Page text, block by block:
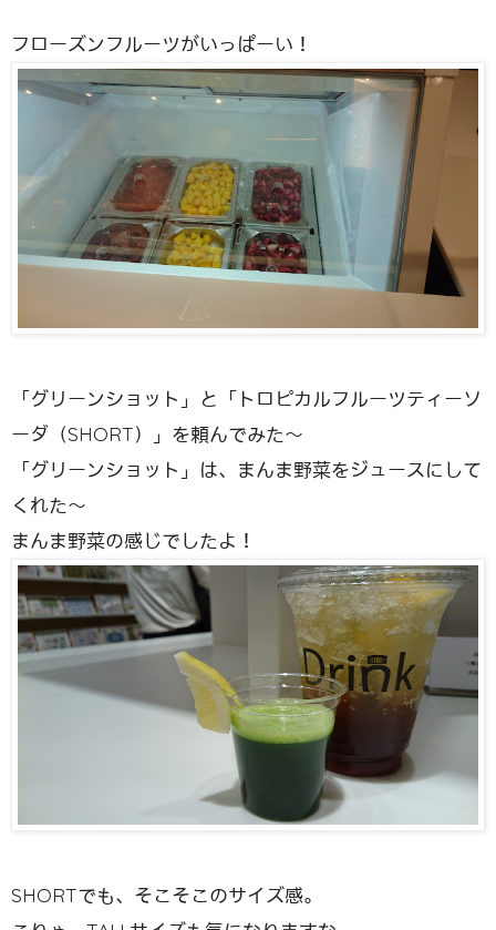
フローズンフルーツがいっぱーい！
「グリーンショット」と「トロピカルフルーツティーソ
ーダ（SHORT）」を頼んでみた〜
「グリーンショット」は、まんま野菜をジュースにして
くれた〜
まんま野菜の感じでしたよ！
SHORTでも、そこそこのサイズ感。